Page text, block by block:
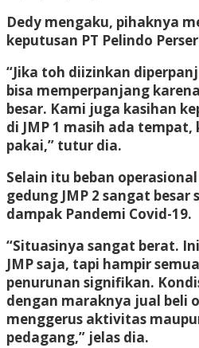
Dedy mengaku, pihaknya
keputusan PT Pelindo
“Jika toh diizinkan
bisa memperpanjang
besar. Kami juga kasihan
di JMP 1 masih ada
pakai,” tutur dia.
Selain itu beban
gedung JMP 2 sangat besar
dampak Pandemi Covid-19.
“Situasinya sangat berat.
JMP saja, tapi hampir
penurunan signifikan.
dengan maraknya jual beli
menggerus aktivitas
pedagang,” jelas dia.